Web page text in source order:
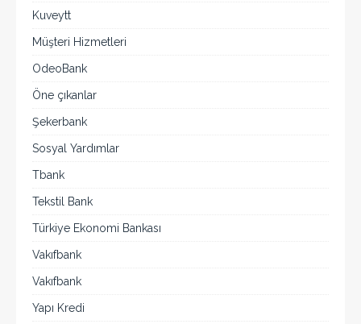
Kuveytt
Müşteri Hizmetleri
OdeoBank
Öne çıkanlar
Şekerbank
Sosyal Yardımlar
Tbank
Tekstil Bank
Türkiye Ekonomi Bankası
Vakıfbank
Vakıfbank
Yapı Kredi